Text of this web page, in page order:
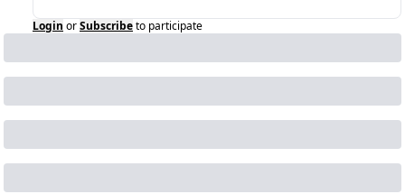
Login orSubscribeto participate